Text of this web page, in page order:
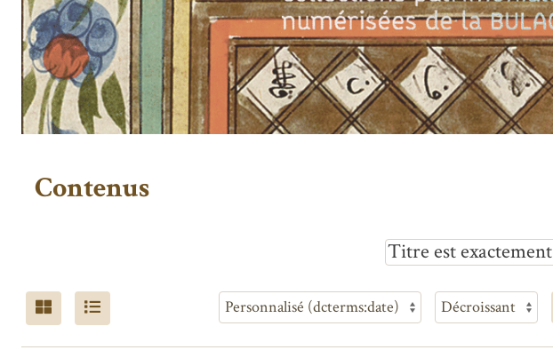
Contenus
Titre est exactement